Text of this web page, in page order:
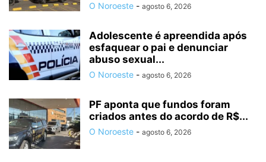
O Noroeste - agosto 6, 2026
Adolescente é apreendida após
esfaquear o pai e denunciar
abuso sexual...
O Noroeste - agosto 6, 2026
PF aponta que fundos foram
criados antes do acordo de R$...
O Noroeste - agosto 6, 2026